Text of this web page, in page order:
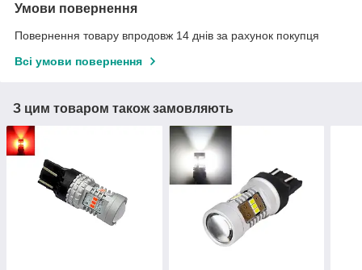
Умови повернення
Повернення товару впродовж 14 днів за рахунок покупця
Всі умови повернення
З цим товаром також замовляють